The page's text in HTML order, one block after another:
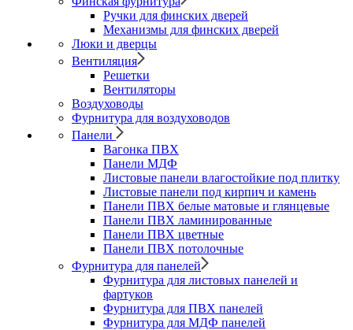
Ручки для финских дверей
Механизмы для финских дверей
Люки и дверцы
Вентиляция
Решетки
Вентиляторы
Воздуховоды
Фурнитура для воздуховодов
Панели
Вагонка ПВХ
Панели МДФ
Листовые панели влагостойкие под плитку
Листовые панели под кирпич и камень
Панели ПВХ белые матовые и глянцевые
Панели ПВХ ламинированные
Панели ПВХ цветные
Панели ПВХ потолочные
Фурнитура для панелей
Фурнитура для листовых панелей и
фартуков
Фурнитура для ПВХ панелей
Фурнитура для МДФ панелей